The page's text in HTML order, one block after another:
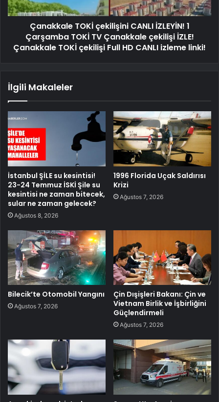
Çanakkale TOKİ çekilişini CANLI İZLEYİN! 1
Çarşamba TOKİ TV Çanakkale çekilişi İZLE!
Çanakkale TOKİ çekilişi Full HD CANLI izleme linki!
İlgili Makaleler
İstanbul ŞİLE su kesintisi!
23-24 Temmuz İSKİ Şile su
kesintisi ne zaman bitecek,
sular ne zaman gelecek?
Ağustos 8, 2026
1996 Florida Uçak Saldırısı
Krizi
Ağustos 7, 2026
Bilecik’te Otomobil Yangını
Ağustos 7, 2026
Çin Dışişleri Bakanı: Çin ve
Vietnam Birlik ve İşbirliğini
Güçlendirmeli
Ağustos 7, 2026